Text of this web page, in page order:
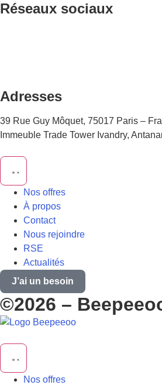
Réseaux sociaux
Adresses
39 Rue Guy Môquet, 75017 Paris –
Immeuble Trade Tower Ivandry,
Nos offres
À propos
Contact
Nous rejoindre
RSE
Actualités
J’ai un besoin
©2026 –
Nos offres